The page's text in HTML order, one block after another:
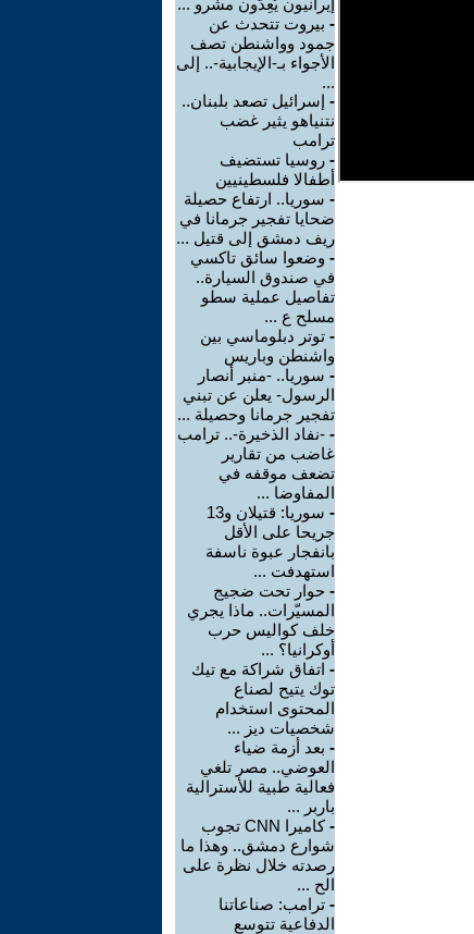
إيرانيون يُعِدّون مشرو ...
- بيروت تتحدث عن
جمود وواشنطن تصف
الأجواء بـ-الإيجابية-.. إلى
...
- إسرائيل تصعد بلبنان..
نتنياهو يثير غضب
ترامب
- روسيا تستضيف
أطفالا فلسطينيين
- سوريا.. ارتفاع حصيلة
ضحايا تفجير جرمانا في
ريف دمشق إلى قتيل ...
- وضعوا سائق تاكسي
في صندوق السيارة..
تفاصيل عملية سطو
مسلح ع ...
- توتر دبلوماسي بين
واشنطن وباريس
- سوريا.. -منبر أنصار
الرسول- يعلن عن تبني
تفجير جرمانا وحصيلة ...
- -نفاد الذخيرة-.. ترامب
غاضب من تقارير
تضعف موقفه في
المفاوضا ...
-
سوريا: قتيلان و13
جريحا على الأقل
بانفجار عبوة ناسفة
استهدفت ...
- حوار تحت ضجيج
المسيّرات.. ماذا يجري
خلف كواليس حرب
أوكرانيا؟ ...
- اتفاق شراكة مع تيك
توك يتيح لصناع
المحتوى استخدام
شخصيات ديز ...
- بعد أزمة ضياء
العوضي.. مصر تلغي
فعالية طبية للأسترالية
باربر ...
-
كاميرا CNN تجوب
شوارع دمشق.. وهذا ما
رصدته خلال نظرة على
الح ...
- ترامب: صناعاتنا
الدفاعية تتوسع